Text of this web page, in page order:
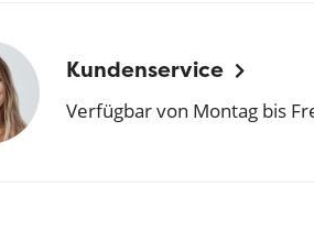
Kundenservice
Verfügbar von Montag bis